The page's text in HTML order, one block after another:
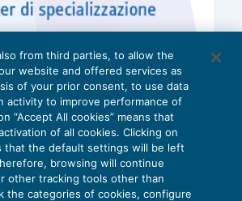
from third parties, to allow the
website and offered services as
of your prior consent, to use data
activity to improve performance of
“Accept All cookies” means that
of all cookies. Clicking on
that the default settings will be left
browsing will continue
other tracking tools other than
the categories of cookies, configure